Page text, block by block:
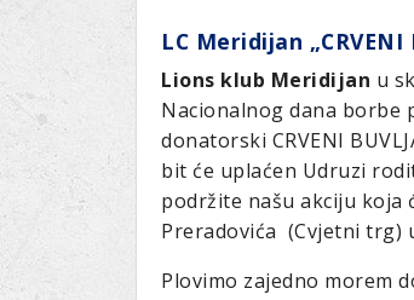
Dijabetes
Slijepi i slabovidni
Glad
Zaštita okoliša
Rak kod djece
Linkovi
Lions International
Club finder
Aktivnosti
LC Meridijan „CRVENI
Lions klub Meridijan u
Nacionalnog dana borbe
donatorski CRVENI
bit će uplaćen Udruzi
podržite našu akciju koja
Preradovića (Cvjetni trg)
Plovimo zajedno morem